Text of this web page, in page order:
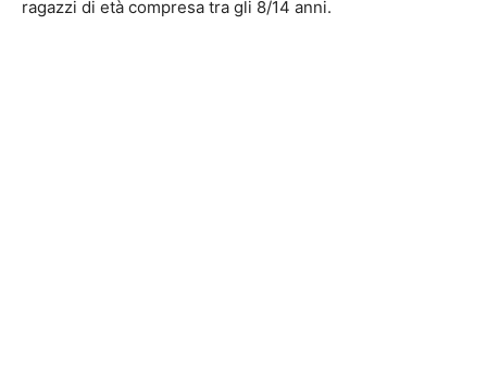
ragazzi di età compresa tra gli 8/14 anni.